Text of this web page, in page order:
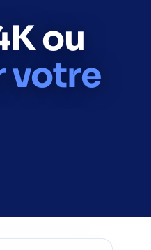
ou
votre